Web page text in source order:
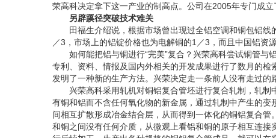
荣高科决定拿下这一产业的制高点。公司在2005年专门成
另辟蹊径突破技术难关
田福生介绍说，根据市场曾出现过全铝空调和铜包铝线
／3，市场上的铝锭价格也为电解铜的1／3，而且中国铝资源
如何能把铝与铜进行“完美”复合？兴荣高科尝试铜管与
专利、资料、情报及国内外相关的开发成果进行了数月的
发明了一种新的生产方法。兴荣决定走一条前人没有走过的
兴荣高科采用轧机对铜铝复合管坯进行复合轧制，轧制
有铜和铝而不含任何氧化物的新金属，通过轧制中产生的
间相互扩散形成冶金结合层，从而得到一体化的铜铝复合
和铜之间没有任何介质，从微观上看铝和铜的原子相互连